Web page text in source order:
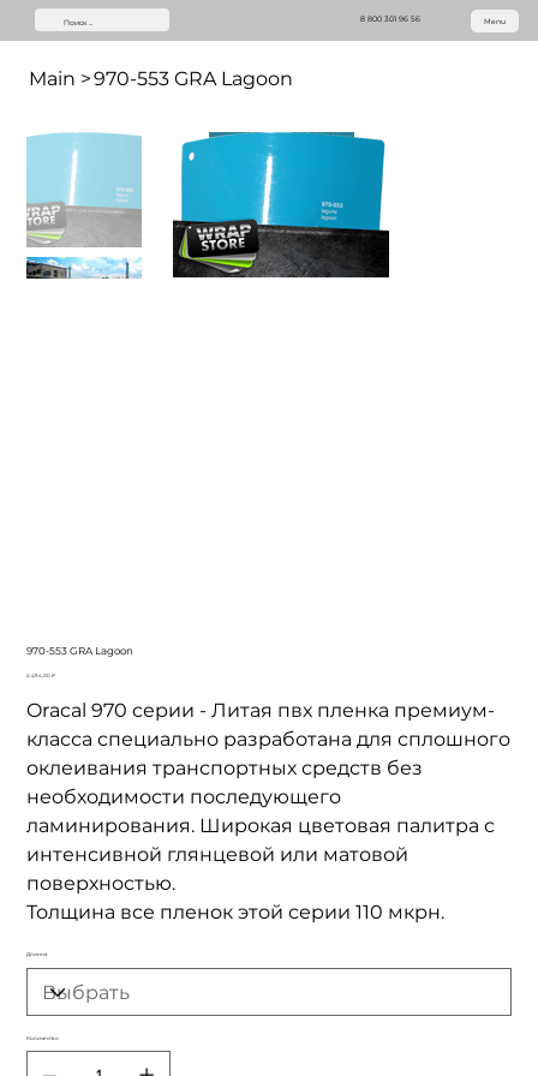
8 800 301 96 56 Menu
Main >970-553 GRA Lagoon
970-553 GRA Lagoon
Цена
4 494,00 ₽
Oracal 970 серии - Литая пвх пленка премиум-
класса специально разработана для сплошного
оклеивания транспортных средств без
необходимости последующего
ламинирования. Широкая цветовая палитра с
интенсивной глянцевой или матовой
поверхностью.
Толщина все пленок этой серии 110 мкрн.
Длинна
Количество